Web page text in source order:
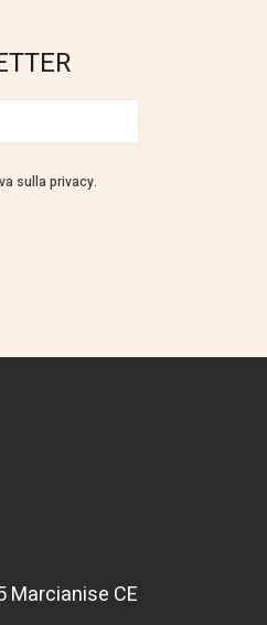
sulla privacy.
Marcianise CE